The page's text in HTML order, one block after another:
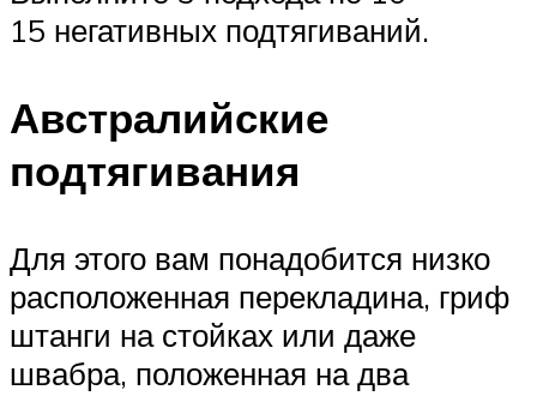
15 негативных подтягиваний.
Австралийские
подтягивания
Для этого вам понадобится низко
расположенная перекладина, гриф
штанги на стойках или даже
швабра, положенная на два